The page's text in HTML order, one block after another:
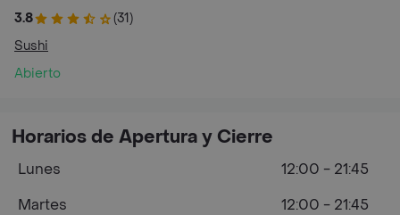
3.8
(31)
Sushi
Abierto
Horarios de Apertura y Cierre
Lunes
12:00 - 21:45
Martes
12:00 - 21:45